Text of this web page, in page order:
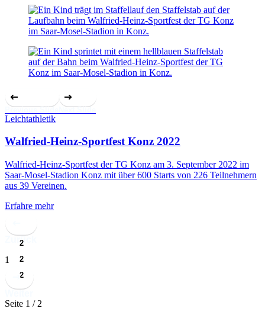
Previous Slide Next Slide
Leichtathletik
Walfried-Heinz-Sportfest Konz 2022
Walfried-Heinz-Sportfest der TG Konz am 3. September 2022 im
Saar-Mosel-Stadion Konz mit über 600 Starts von 226 Teilnehmern
aus 39 Vereinen.
Erfahre mehr
Zurück
1 2
Seite 1 / 2